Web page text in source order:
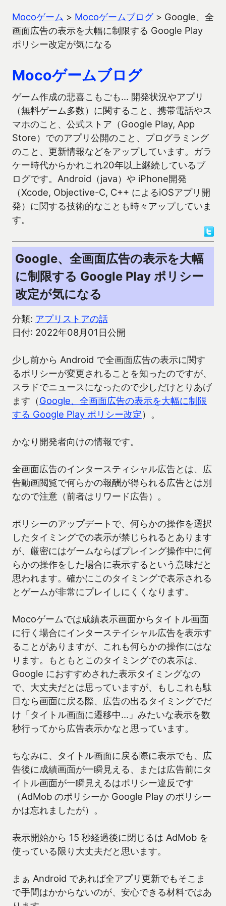
Mocoゲーム > Mocoゲームブログ> Google、全
画面広告の表示を大幅に制限する Google Play
ポリシー改定が気になる
Mocoゲームブログ
ゲーム作成の悲喜こもごも… 開発状況やアプリ
（無料ゲーム多数）に関すること、携帯電話やス
マホのこと、公式ストア（Google Play, App
Store）でのアプリ公開のこと、プログラミング
のこと、更新情報などをアップしています。ガラ
ケー時代からかれこれ20年以上継続しているブ
ログです。Android（java）や iPhone開発
（Xcode, Objective-C, C++ によるiOSアプリ開
発）に関する技術的なことも時々アップしていま
す。
Google、全画面広告の表示を大幅
に制限する Google Play ポリシー
改定が気になる
分類: アプリストアの話
日付: 2022年08月01日公開
少し前から Android で全画面広告の表示に関す
るポリシーが変更されることを知ったのですが、
スラドでニュースになったので少しだけとりあげ
ます（Google、全画面広告の表示を大幅に制限
する Google Play ポリシー改定 ）。
かなり開発者向けの情報です。
全画面広告のインタースティシャル広告とは、広
告動画閲覧で何らかの報酬が得られる広告とは別
なので注意（前者はリワード広告）。
ポリシーのアップデートで、何らかの操作を選択
したタイミングでの表示が禁じられるとあります
が、厳密にはゲームならばプレイング操作中に何
らかの操作をした場合に表示するという意味だと
思われます。確かにこのタイミングで表示される
とゲームが非常にプレイしにくくなります。
Mocoゲームでは成績表示画面からタイトル画面
に行く場合にインターステイシャル広告を表示す
ることがありますが、これも何らかの操作にはな
ります。もともとこのタイミングでの表示は、
Google におすすめされた表示タイミングなの
で、大丈夫だとは思っていますが、もしこれも駄
目なら画面に戻る際、広告の出るタイミングでだ
け「タイトル画面に遷移中…」みたいな表示を数
秒行ってから広告表示かなと思っています。
ちなみに、タイトル画面に戻る際に表示でも、広
告後に成績画面が一瞬見える、または広告前にタ
イトル画面が一瞬見えるはポリシー違反です
（AdMob のポリシーか Google Play のポリシー
かは忘れましたが）。
表示開始から 15 秒経過後に閉じるは AdMob を
使っている限り大丈夫だと思います。
まぁ Android であれば全アプリ更新でもそこま
で手間はかからないのが、安心できる材料ではあ